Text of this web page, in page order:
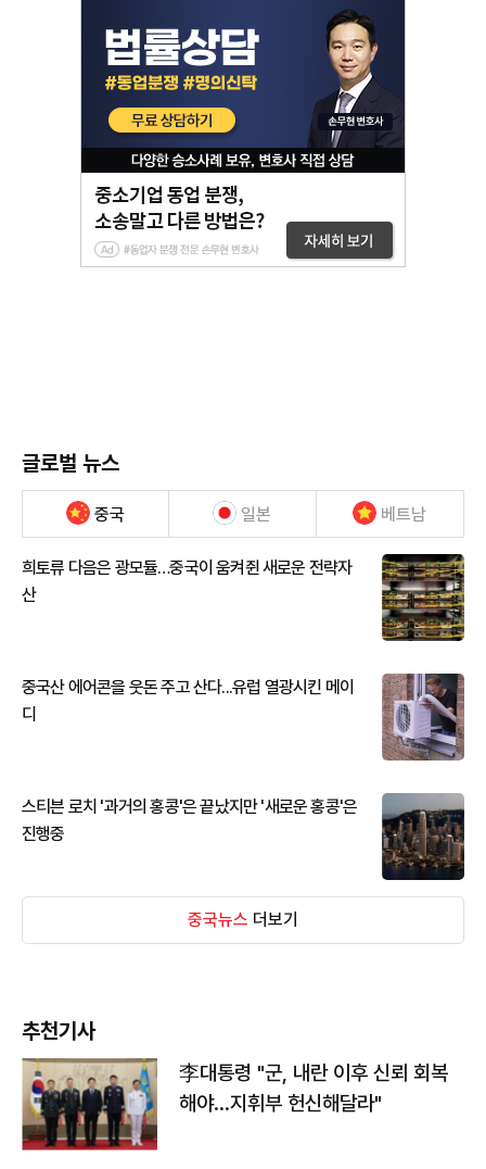
글로벌 뉴스
중국 일본 베트남
희토류 다음은 광모듈…중국이 움켜쥔 새로운 전략자
산
중국산 에어콘을 웃돈 주고 산다...유럽 열광시킨 메이
디
스티븐 로치 '과거의 홍콩'은 끝났지만 '새로운 홍콩'은
진행중
중국뉴스 더보기
추천기사
李대통령 "군, 내란 이후 신뢰 회복
해야…지휘부 헌신해달라"